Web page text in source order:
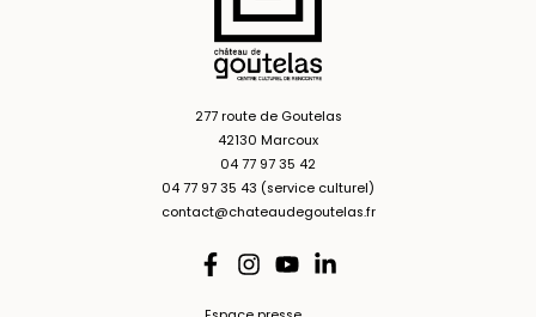
277 route de Goutelas
42130 Marcoux
04 77 97 35 42
04 77 97 35 43 (service culturel)
contact@chateaudegoutelas.fr